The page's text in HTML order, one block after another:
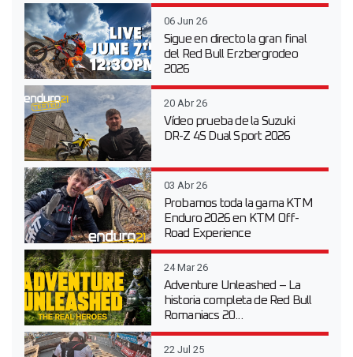
06 Jun 26
Sigue en directo la gran final
del Red Bull Erzbergrodeo
2026
20 Abr 26
Vídeo prueba de la Suzuki
DR-Z 4S Dual Sport 2026
03 Abr 26
Probamos toda la gama KTM
Enduro 2026 en KTM Off-
Road Experience
24 Mar 26
Adventure Unleashed – La
historia completa de Red Bull
Romaniacs 20...
22 Jul 25